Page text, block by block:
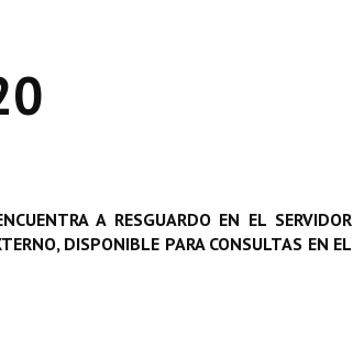
A RESGUARDO EN EL SERVIDOR
DISPONIBLE PARA CONSULTAS EN EL